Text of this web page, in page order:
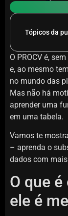
Tópicos da
O PROCV é,
e, ao mesmo
no mundo das
Mas não há
aprender uma
em uma tabela.
Vamos te
– aprenda o
dados com
O que é
ele é